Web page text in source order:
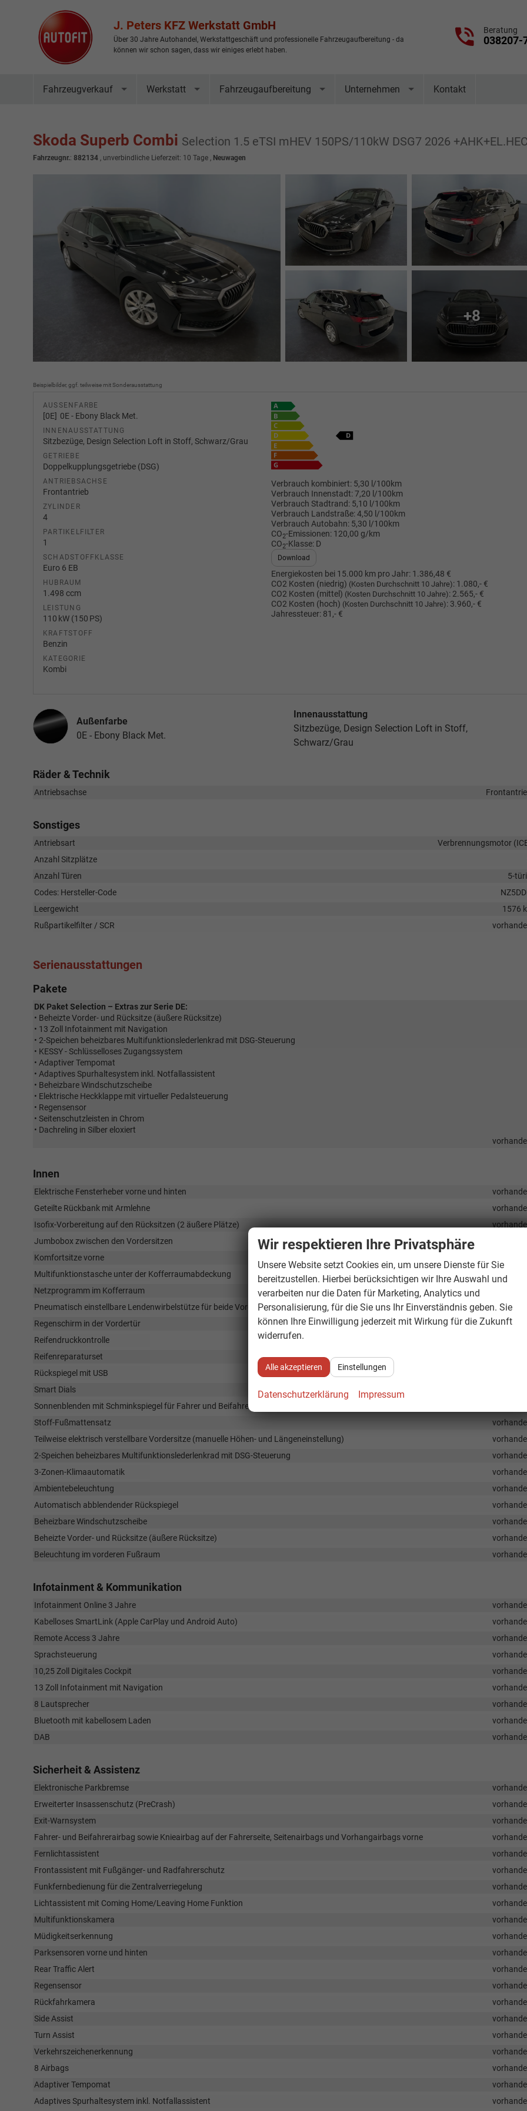
J. Peters KFZ Werkstatt GmbH
Über 30 Jahre Autohandel, Werkstattgeschäft und professionelle Fahrzeugaufbereitung - da
können wir schon sagen, dass wir einiges erlebt haben.
Beratung
038207-
Fahrzeugverkauf Werkstatt Fahrzeugaufbereitung Unternehmen Kontakt
Skoda Superb Combi Selection 1.5 eTSI mHEV 150PS/110kW DSG7 2026
Fahrzeugnr.: 882134 , unverbindliche Lieferzeit: 10 Tage , Neuwagen
+8
Beispielbilder, ggf. teilweise mit Sonderausstattung
AUSSENFARBE
0E 0E - Ebony Black Met.
INNENAUSSTATTUNG
Sitzbezüge, Design Selection Loft in Stoff, Schwarz/Grau
GETRIEBE
Doppelkupplungsgetriebe (DSG)
ANTRIEBSACHSE
Frontantrieb
ZYLINDER
4
PARTIKELFILTER
1
SCHADSTOFFKLASSE
Euro 6 EB
HUBRAUM
1.498 ccm
LEISTUNG
110 kW (150 PS)
KRAFTSTOFF
Benzin
KATEGORIE
Kombi
Verbrauch kombiniert: 5,30 l/100km
Verbrauch Innenstadt:7,20 l/100km
Verbrauch Stadtrand: 5,10 l/100km
Verbrauch Landstraße:4,50 l/100km
Verbrauch Autobahn: 5,30 l/100km
CO2-Emissionen: 120,00 g/km
CO2-Klasse: D
Download
Energiekosten bei 15.000 km pro Jahr: 1.386,48 €
CO2 Kosten (niedrig) (Kosten Durchschnitt 10 Jahre): 1.080,- €
CO2 Kosten (mittel) (Kosten Durchschnitt 10 Jahre): 2.565,- €
CO2 Kosten (hoch) (Kosten Durchschnitt 10 Jahre): 3.960,- €
Jahressteuer: 81,- €
Außenfarbe
0E - Ebony Black Met.
Innenausstattung
Sitzbezüge, Design Selection Loft in Stoff,
Schwarz/Grau
Räder & Technik
Antriebsachse
Sonstiges
Antriebsart
Verbrennungsmotor
Anzahl Sitzplätze
Anzahl Türen
5-
Codes: Hersteller-Code
Leergewicht
1576
Rußpartikelfilter / SCR
Serienausstattungen
Pakete
DK Paket Selection – Extras zur Serie DE:
• Beheizte Vorder- und Rücksitze (äußere Rücksitze)
• 13 Zoll Infotainment mit Navigation
• 2-Speichen beheizbares Multifunktionslederlenkrad mit DSG-Steuerung
• KESSY - Schlüsselloses Zugangssystem
• Adaptiver Tempomat
• Adaptives Spurhaltesystem inkl. Notfallassistent
• Beheizbare Windschutzscheibe
• Elektrische Heckklappe mit virtueller Pedalsteuerung
• Regensensor
• Seitenschutzleisten in Chrom
• Dachreling in Silber eloxiert
Innen
Elektrische Fensterheber vorne und hinten
Geteilte Rückbank mit Armlehne
Isofix-Vorbereitung auf den Rücksitzen (2 äußere Plätze)
Jumbobox zwischen den Vordersitzen
Komfortsitze vorne
Multifunktionstasche unter der Kofferraumabdeckung
vorhanden
Netzprogramm im Kofferraum
Pneumatisch einstellbare Lendenwirbelstütze für beide Vordersitze
vorhanden
Regenschirm in der Vordertür
vorhanden
Reifendruckkontrolle
Reifenreparaturset
Rückspiegel mit USB
Smart Dials
Sonnenblenden mit Schminkspiegel für Fahrer und Beifahrer
Stoff-Fußmattensatz
Teilweise elektrisch verstellbare Vordersitze (manuelle Höhen- und Längeneinstellung)
2-Speichen beheizbares Multifunktionslederlenkrad mit DSG-Steuerung
3-Zonen-Klimaautomatik
Ambientebeleuchtung
Automatisch abblendender Rückspiegel
Beheizbare Windschutzscheibe
Beheizte Vorder- und Rücksitze (äußere Rücksitze)
Beleuchtung im vorderen Fußraum
Infotainment & Kommunikation
Infotainment Online 3 Jahre
Kabelloses SmartLink (Apple CarPlay und Android Auto)
Remote Access 3 Jahre
Sprachsteuerung
10,25 Zoll Digitales Cockpit
13 Zoll Infotainment mit Navigation
8 Lautsprecher
Bluetooth mit kabellosem Laden
DAB
Sicherheit & Assistenz
Elektronische Parkbremse
Erweiterter Insassenschutz (PreCrash)
Exit-Warnsystem
Fahrer- und Beifahrerairbag sowie Knieairbag auf der Fahrerseite, Seitenairbags und Vorhangairbags vorne
Fernlichtassistent
Frontassistent mit Fußgänger- und Radfahrerschutz
Funkfernbedienung für die Zentralverriegelung
Lichtassistent mit Coming Home/Leaving Home Funktion
Multifunktionskamera
Müdigkeitserkennung
Parksensoren vorne und hinten
Rear Traffic Alert
Regensensor
Rückfahrkamera
Side Assist
Turn Assist
Verkehrszeichenerkennung
8 Airbags
Adaptiver Tempomat
Adaptives Spurhaltesystem inkl. Notfallassistent
Wir respektieren Ihre Privatsphäre
Unsere Website setzt Cookies ein, um unsere Dienste für Sie
bereitzustellen. Hierbei berücksichtigen wir Ihre Auswahl und
verarbeiten nur die Daten für Marketing, Analytics und
Personalisierung, für die Sie uns Ihr Einverständnis geben. Sie
können Ihre Einwilligung jederzeit mit Wirkung für die Zukunft
widerrufen.
Alle akzeptieren Einstellungen
Datenschutzerklärung Impressum